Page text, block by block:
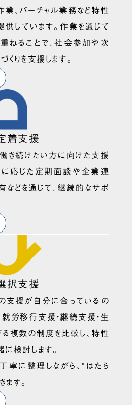
業、バーチャル業務など特性
しています。作業を通じて
ねることで、社会参加や次
りを支援します。
着支援
き続けたい方に向けた支援
応じた定期面談や企業連
どを通じて、継続的なサポ
択支援
支援が自分に合っているの
就労移行支援・継続支援・生
複数の制度を比較し、特性
検討します。
寧に整理しながら、“はたら
ます。